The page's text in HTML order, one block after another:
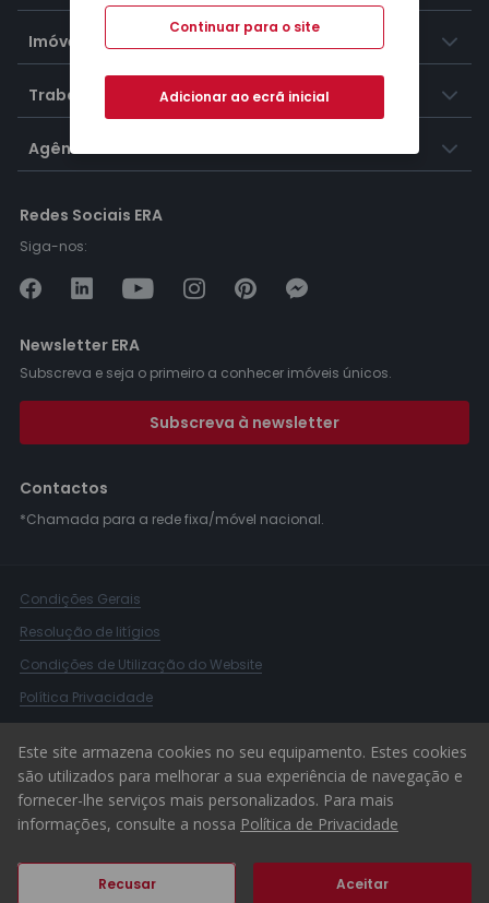
Imóveis
Trabalhar na ERA
Agências ERA
Redes Sociais ERA
Siga-nos:
Newsletter ERA
Subscreva e seja o primeiro a conhecer imóveis únicos.
Subscreva à newsletter
Contactos
*Chamada para a rede fixa/móvel nacional.
Condições Gerais
Resolução de litígios
Condições de Utilização do Website
Política Privacidade
Canal de Denúncias
© 2026 ERA Portugal
Este site armazena cookies no seu equipamento. Estes cookies
são utilizados para melhorar a sua experiência de navegação e
fornecer-lhe serviços mais personalizados. Para mais
informações, consulte a nossa Política de Privacidade
Recusar Aceitar
Continuar para o site
Adicionar ao ecrã inicial